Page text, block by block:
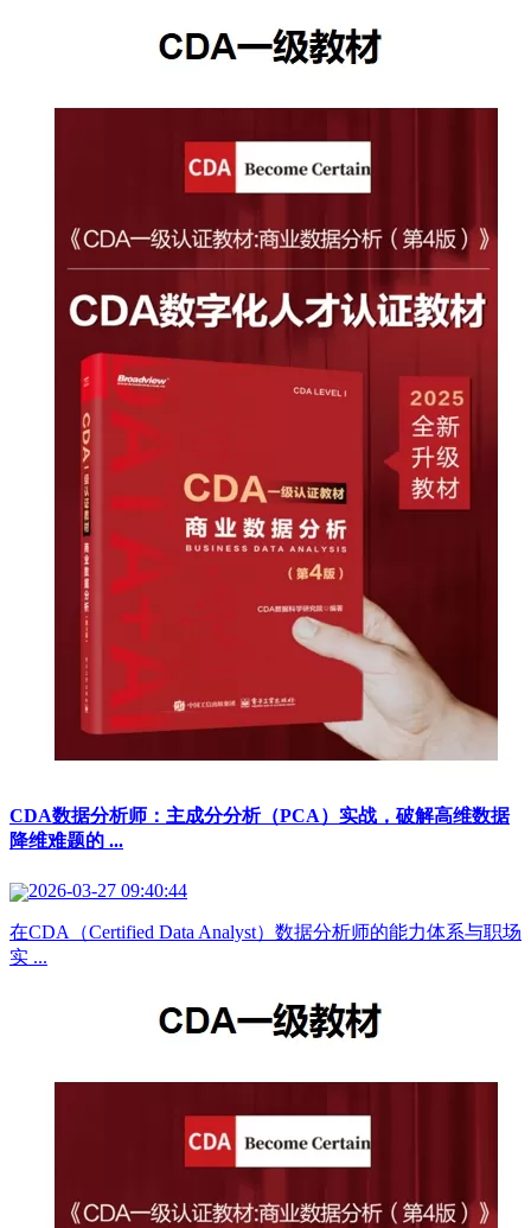
CDA数据分析师：主成分分析（PCA）实战，破解高维数据
降维难题的 ...
2026-03-27 09:40:44
在CDA（Certified Data Analyst）数据分析师的能力体系与职场
实 ...